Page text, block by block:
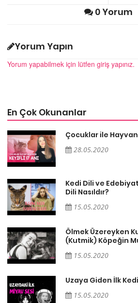
0 Yorum
Yorum Yapın
Yorum yapabilmek için lütfen giriş yapınız.
En Çok Okunanlar
Çocuklar ile
28.05.2020
Kedi Dili ve
Dili Nasıldır?
15.05.2020
Ölmek Üzereyken
(Kutmik) Köpeğin
15.05.2020
Uzaya Giden İlk
15.05.2020